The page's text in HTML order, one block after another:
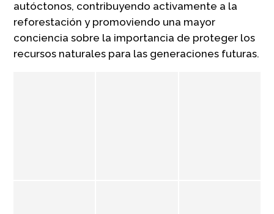
autóctonos, contribuyendo activamente a la
reforestación y promoviendo una mayor
conciencia sobre la importancia de proteger los
recursos naturales para las generaciones futuras.